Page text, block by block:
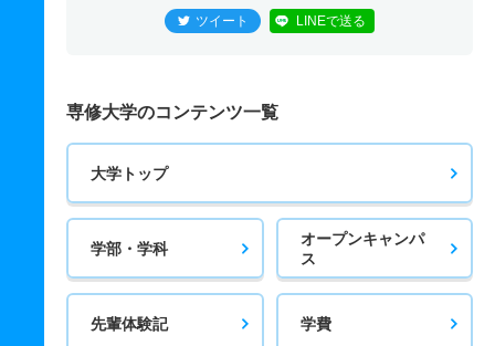
ツイート LINEで送る
専修大学のコンテンツ一覧
大学トップ
学部・学科
オープンキャンパ
ス
先輩体験記 学費